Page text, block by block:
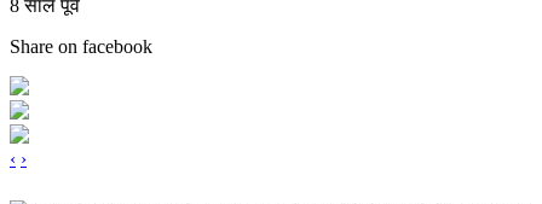
8 साल पूर्व
Share on facebook
‹ ›